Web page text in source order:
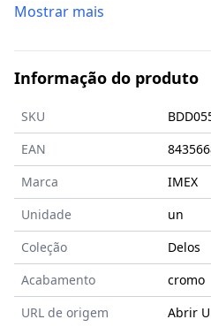
Mostrar mais
Informação do produto
SKU
EAN
Marca
IMEX
Unidade
un
Coleção
Delos
Acabamento
cromo
URL de origem
Abrir